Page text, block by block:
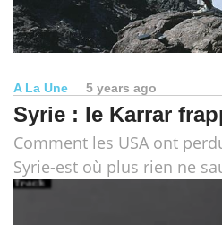
A La Une 5 years ago
Syrie : le Karrar
Comment les USA ont
Syrie-est où plus rien ne